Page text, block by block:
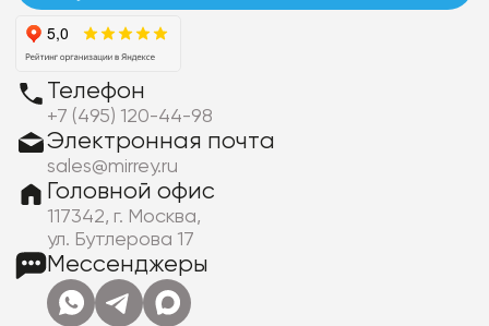
Телефон
+7 (495) 120-44-98
Электронная почта
sales@mirrey.ru
Головной офис
117342, г. Москва,
ул. Бутлерова 17
Мессенджеры